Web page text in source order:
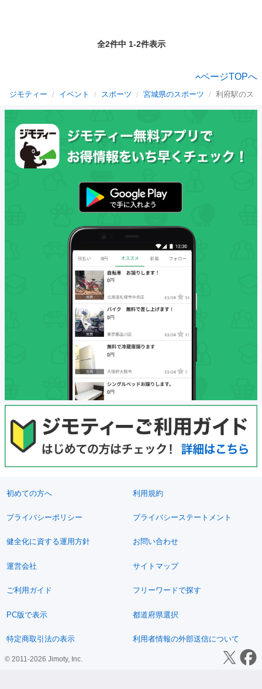
全2件中 1-2件表示
ページTOPへ
ジモティー イベント スポーツ 宮城県のスポーツ 利府駅のス
初めての方へ 利用規約
プライバシーポリシー プライバシーステートメント
健全化に資する運用方針 お問い合わせ
運営会社 サイトマップ
ご利用ガイド フリーワードで探す
PC版で表示 都道府県選択
特定商取引法の表示 利用者情報の外部送信について
© 2011-2026 Jimoty, Inc.